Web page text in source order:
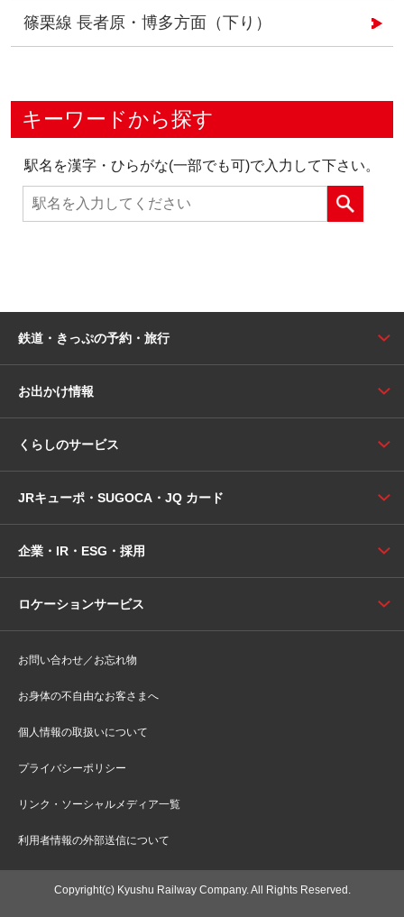
篠栗線 長者原・博多方面（下り）
キーワードから探す
駅名を漢字・ひらがな(一部でも可)で入力して下さい。
鉄道・きっぷの予約・旅行
お出かけ情報
くらしのサービス
JRキューポ・SUGOCA・JQ カード
企業・IR・ESG・採用
ロケーションサービス
お問い合わせ／お忘れ物
お身体の不自由なお客さまへ
個人情報の取扱いについて
プライバシーポリシー
リンク・ソーシャルメディア一覧
利用者情報の外部送信について
Copyright(c) Kyushu Railway Company. All Rights Reserved.